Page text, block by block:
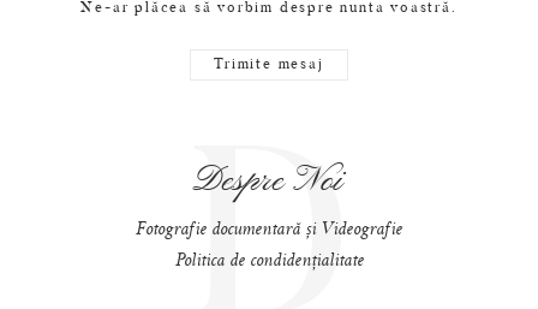
Ne-ar plăcea să vorbim despre nunta voastră.
Trimite mesaj
Despre Noi
D
Fotografie documentară și Videografie
Politica de condidențialitate